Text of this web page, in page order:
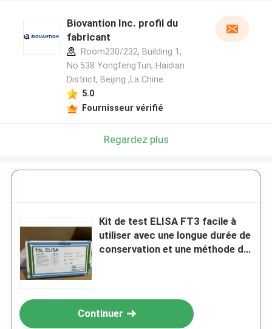
Biovantion Inc. profil du
fabricant
Room230/232, Building 1,
No.538 YongfengTun, Haidian
District, Beijing ,La Chine
5.0
Fournisseur vérifié
Regardez plus
Kit de test ELISA FT3 facile à
utiliser avec une longue durée de
conservation et une méthode de
Continuer